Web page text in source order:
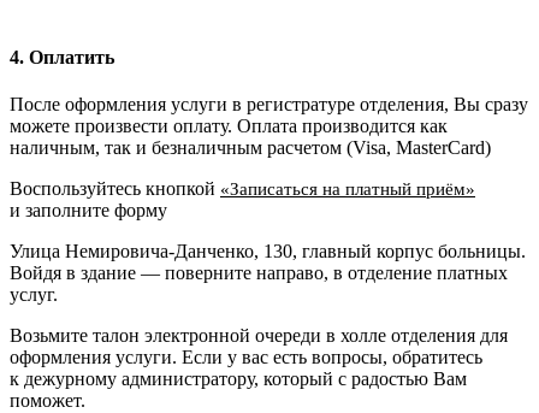
4. Оплатить
После оформления услуги в регистратуре отделения, Вы сразу
можете произвести оплату. Оплата производится как
наличным, так и безналичным расчетом (Visa, MasterCard)
Воспользуйтесь кнопкой «Записаться на платный приём»
и заполните форму
Улица Немировича-Данченко, 130, главный корпус больницы.
Войдя в здание — поверните направо, в отделение платных
услуг.
Возьмите талон электронной очереди в холле отделения для
оформления услуги. Если у вас есть вопросы, обратитесь
к дежурному администратору, который с радостью Вам
поможет.